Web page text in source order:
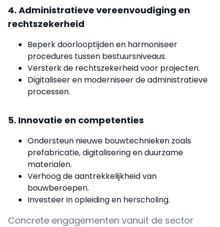
4. Administratieve vereenvoudiging en
rechtszekerheid
Beperk doorlooptijden en harmoniseer
procedures tussen bestuursniveaus.
Versterk de rechtszekerheid voor projecten.
Digitaliseer en moderniseer de administratieve
processen.
5. Innovatie en competenties
Ondersteun nieuwe bouwtechnieken zoals
prefabricatie, digitalisering en duurzame
materialen.
Verhoog de aantrekkelijkheid van
bouwberoepen.
Investeer in opleiding en herscholing.
Concrete engagementen vanuit de sector